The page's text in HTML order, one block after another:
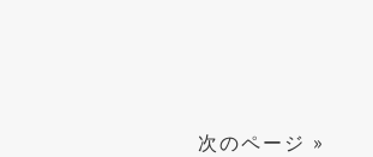
次のページ »